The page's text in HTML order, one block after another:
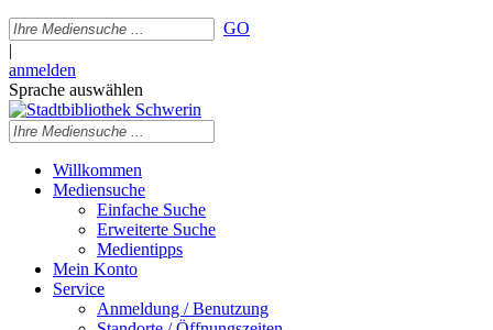
GO
|
anmelden
Sprache auswählen
Willkommen
Mediensuche
Einfache Suche
Erweiterte Suche
Medientipps
Mein Konto
Service
Anmeldung / Benutzung